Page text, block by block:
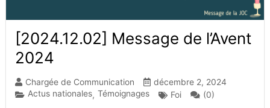
[2024.12.02] Message de l’Avent
2024
Chargée de Communication
décembre 2, 2024
Actus nationales, Témoignages Foi (0)